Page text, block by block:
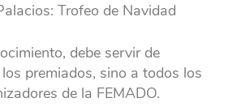
Trofeo de Navidad
debe servir de
premiados, sino a todos los
de la FEMADO.